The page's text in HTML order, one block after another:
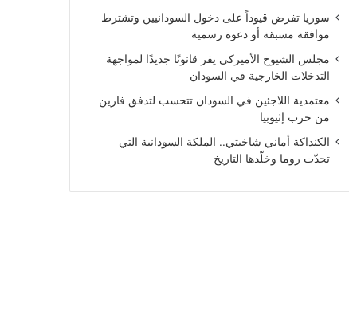
سوريا تفرض قيوداً على دخول السودانيين وتشترط
موافقة مسبقة أو دعوة رسمية
مجلس الشيوخ الأميركي يقر قانونًا جديدًا لمواجهة
التدخلات الخارجية في السودان
معتمدية اللاجئين في السودان تتحسب لتدفق فارين
من حرب إثيوبيا
الكنداكة أماني شاخيتي.. الملكة السودانية التي
تحدّت روما وخلّدها التاريخ